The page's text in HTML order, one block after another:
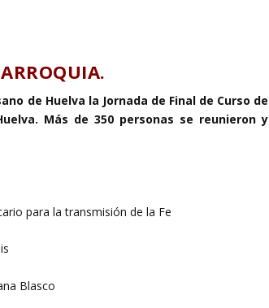
de Huelva la Jornada de Final de Curso de
Más de 350 personas se reunieron y
para la transmisión de la Fe
Blasco